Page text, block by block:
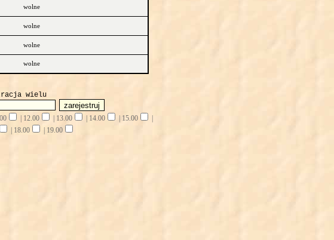
wolne
wolne
wolne
wolne
wielu
12.00 13.00 14.00 15.00
18.00 19.00